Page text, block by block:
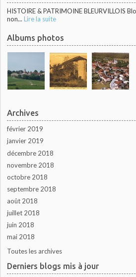
HISTOIRE & PATRIMOINE BLEURVILLOIS
non... Lire la suite
Albums photos
Archives
février 2019
janvier 2019
décembre 2018
novembre 2018
octobre 2018
septembre 2018
août 2018
juillet 2018
juin 2018
mai 2018
Toutes les archives
Derniers blogs mis à jour